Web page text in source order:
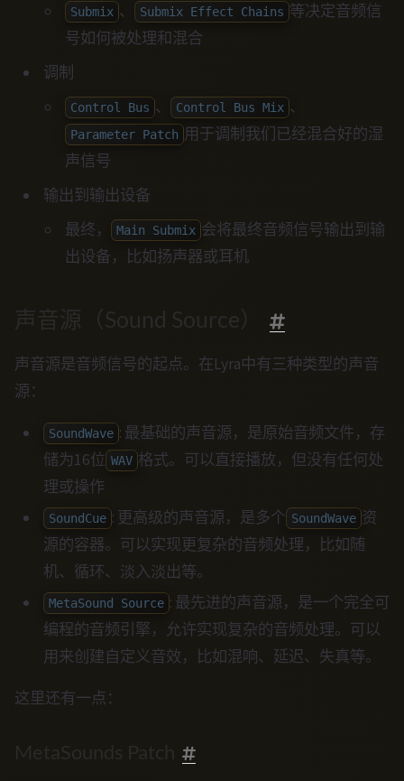
Submix 、 Submix Effect Chains 等决定音频信
号如何被处理和混合
调制
Control Bus 、 Control Bus Mix 、
Parameter Patch 用于调制我们已经混合好的湿
声信号
输出到输出设备
最终，
Main Submix 会将最终音频信号输出到输
出设备，比如扬声器或耳机
声音源（Sound Source）
声音源是音频信号的起点。在Lyra中有三种类型的声音
源：
SoundWave : 最基础的声音源，是原始音频文件，存
储为16位 WAV 格式。可以直接播放，但没有任何处
理或操作
SoundCue : 更高级的声音源，是多个 SoundWave 资
源的容器。可以实现更复杂的音频处理，比如随
机、循环、淡入淡出等。
MetaSound Source : 最先进的声音源，是一个完全可
编程的音频引擎，允许实现复杂的音频处理。可以
用来创建自定义音效，比如混响、延迟、失真等。
这里还有一点：
MetaSounds Patch